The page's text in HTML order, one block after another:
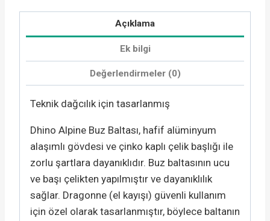
Açıklama
Ek bilgi
Değerlendirmeler (0)
Teknik dağcılık için tasarlanmış
Dhino Alpine Buz Baltası, hafif alüminyum
alaşımlı gövdesi ve çinko kaplı çelik başlığı ile
zorlu şartlara dayanıklıdır. Buz baltasının ucu
ve başı çelikten yapılmıştır ve dayanıklılık
sağlar. Dragonne (el kayışı) güvenli kullanım
için özel olarak tasarlanmıştır, böylece baltanın